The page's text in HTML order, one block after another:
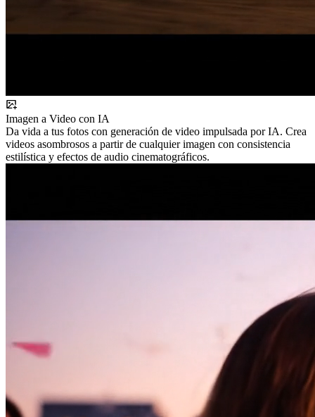
Imagen a Video con IA
Da vida a tus fotos con generación de video impulsada por IA. Crea
videos asombrosos a partir de cualquier imagen con consistencia
estilística y efectos de audio cinematográficos.